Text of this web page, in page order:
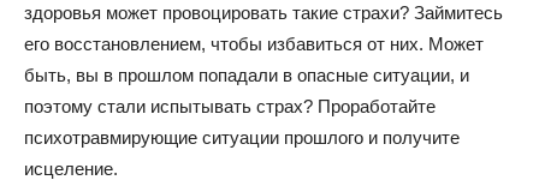
здоровья может провоцировать такие страхи? Займитесь
его восстановлением, чтобы избавиться от них. Может
быть, вы в прошлом попадали в опасные ситуации, и
поэтому стали испытывать страх? Проработайте
психотравмирующие ситуации прошлого и получите
исцеление.